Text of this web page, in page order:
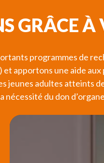
GRÂCE À
programmes de
) et apportons une aide
jeunes adultes atteints
nécessité du don